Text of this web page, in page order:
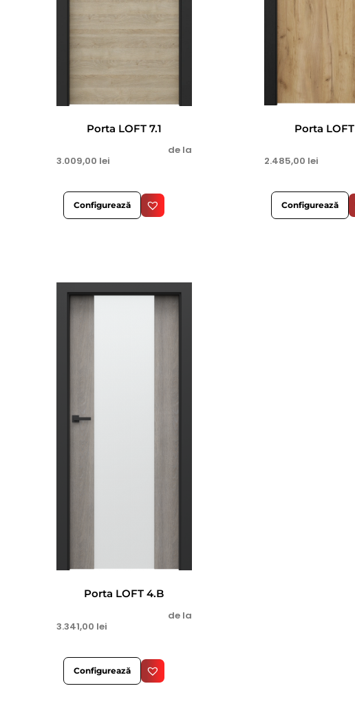
Porta LOFT 7.1
de la
3.009,00 lei
Configurează
Porta LOFT
2.485,00 lei
Configurează
Porta LOFT 4.B
de la
3.341,00 lei
Configurează